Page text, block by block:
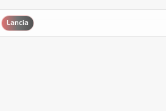
Lancia